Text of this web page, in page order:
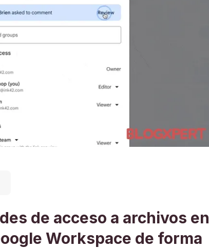
de acceso a archivos en
Workspace de forma